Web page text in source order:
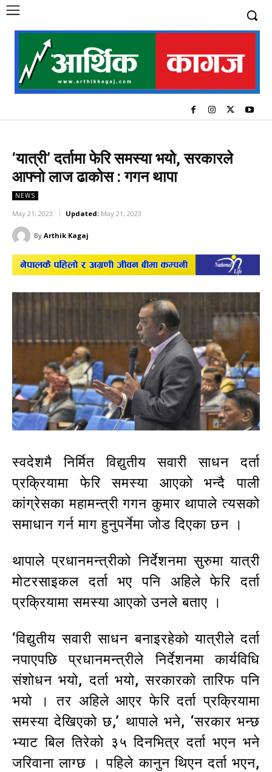
‘यात्री’ दर्तामा फेरि समस्या भयो, सरकारले
आफ्नो लाज ढाकोस : गगन थापा
NEWS
May 21, 2023 Updated: May 21, 2023
By Arthik Kagaj
स्वदेशमै निर्मित विद्युतीय सवारी साधन दर्ता
प्रक्रियामा फेरि समस्या आएको भन्दै पाली
कांग्रेसका महामन्त्री गगन कुमार थापाले त्यसको
समाधान गर्न माग हुनुपर्नेमा जोड दिएका छन ।
थापाले प्रधानमन्त्रीको निर्देशनमा सुरुमा यात्री
मोटरसाइकल दर्ता भए पनि अहिले फेरि दर्ता
प्रक्रियामा समस्या आएको उनले बताए ।
‘विद्युतीय सवारी साधन बनाइरहेको यात्रीले दर्ता
नपाएपछि प्रधानमन्त्रीले निर्देशनमा कार्यविधि
संशोधन भयो, दर्ता भयो, सरकारको तारिफ पनि
भयो । तर अहिले आएर फेरि दर्ता प्रक्रियामा
समस्या देखिएको छ,’ थापाले भने, ‘सरकार भन्छ
भ्याट बिल तिरेको ३५ दिनभित्र दर्ता भएन भने
जरिवाना लाग्छ । पहिले कानुन थिएन दर्ता भएन,